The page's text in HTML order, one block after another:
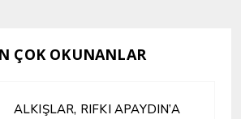
ÇOK OKUNANLAR
ALKIŞLAR, RIFKI APAYDIN’A